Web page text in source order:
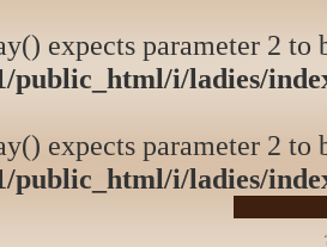
expects parameter 2 to
public_html/i/ladies/
expects parameter 2 to
public_html/i/ladies/